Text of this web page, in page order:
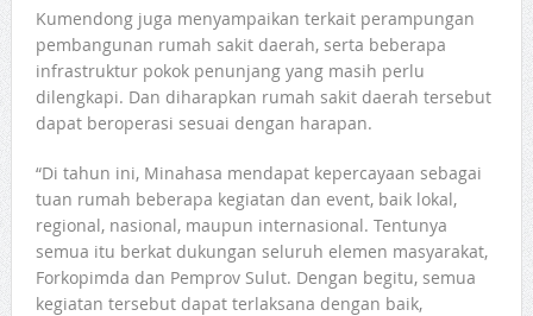
Kumendong juga menyampaikan terkait perampungan
pembangunan rumah sakit daerah, serta beberapa
infrastruktur pokok penunjang yang masih perlu
dilengkapi. Dan diharapkan rumah sakit daerah tersebut
dapat beroperasi sesuai dengan harapan.
“Di tahun ini, Minahasa mendapat kepercayaan sebagai
tuan rumah beberapa kegiatan dan event, baik lokal,
regional, nasional, maupun internasional. Tentunya
semua itu berkat dukungan seluruh elemen masyarakat,
Forkopimda dan Pemprov Sulut. Dengan begitu, semua
kegiatan tersebut dapat terlaksana dengan baik,